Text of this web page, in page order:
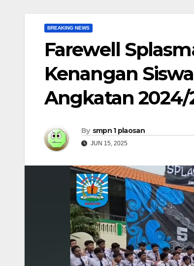
BREAKING NEWS
Farewell
Kenangan
Angkatan 2024/
By smpn 1 plaosan
JUN 15, 2025